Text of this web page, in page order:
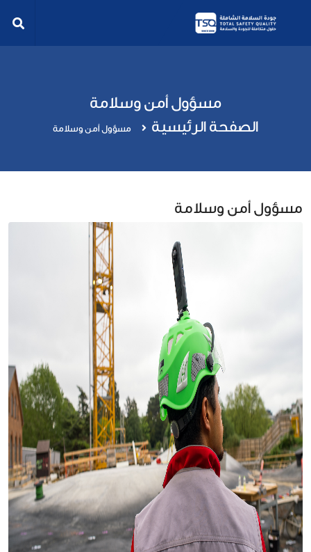
مسؤول أمن وسلامة
الصفحة الرئيسية مسؤول أمن وسلامة
مسؤول أمن وسلامة